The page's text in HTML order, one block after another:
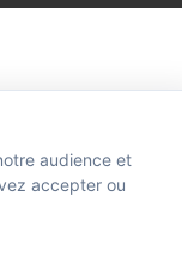
audience et
accepter ou